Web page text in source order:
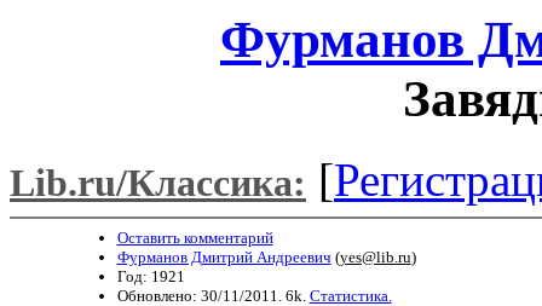
Фурманов
Lib.ru/Классика: [
Оставить комментарий
Фурманов Дмитрий Андреевич (yes@lib.ru)
Год: 1921
Обновлено: 30/11/2011. 6k. Статистика.